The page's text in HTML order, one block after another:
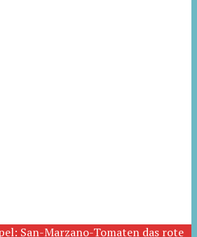
San-Marzano-Tomaten das rote